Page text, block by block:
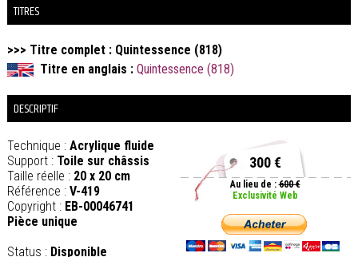
TITRES
>>> Titre complet : Quintessence (818)
Titre en anglais : Quintessence (818)
DESCRIPTIF
Technique : Acrylique fluide
Support : Toile sur châssis
Taille réelle : 20 x 20 cm
Référence : V-419
Copyright : EB-00046741
Pièce unique
Status : Disponible
300 €
Au lieu de :600 €
Exclusivité Web